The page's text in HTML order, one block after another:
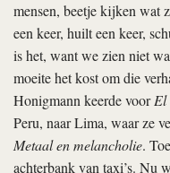
mensen, beetje kijken wat
een keer, huilt een keer,
is het, want we zien niet
moeite het kost om die
Honigmann keerde voorEl
Peru, naar Lima, waar ze
Metaal en melancholie.
achterbank van taxi’s. Nu